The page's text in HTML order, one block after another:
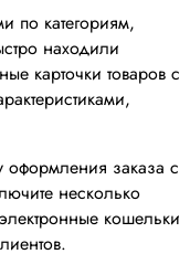
по категориям,
находили
карточки товаров с
оформления заказа с
несколько
кошельки